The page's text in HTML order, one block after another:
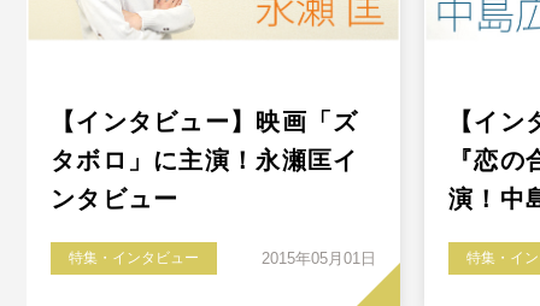
【インタビュー】映画「ズ
タボロ」に主演！永瀬匡イ
ンタビュー
特集・インタビュー 2015年05月01日
【イ
『恋
演！中
特集・イ